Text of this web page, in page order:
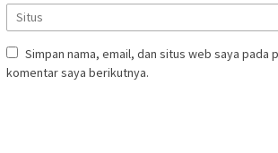
Simpan nama, email, dan situs web saya pada
komentar saya berikutnya.